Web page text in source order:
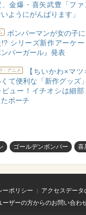
、金爆・喜矢武豊「ファ
ようにがんばります」
ボンバーマンが女の子
!? シリーズ新作アーケ
ンバーガール』発表
・アニメ
【ちいかわ×マ
くて便利な「新作グッズ
ビュー！イチオシは細部
ポーチ
ゴールデンボンバー 喜
ーポリシー
アクセスデー
ーザーの方からのお問い合わ